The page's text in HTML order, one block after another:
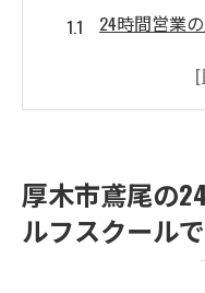
24時間営業
初心者から
ール
シミュレー
厚木市鳶尾の
ルフスクール